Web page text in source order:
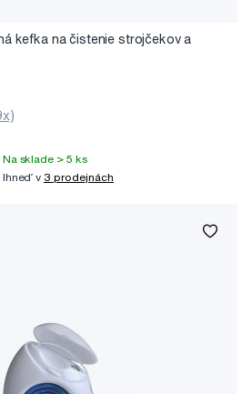
kefka na čistenie strojčekov a
Na sklade > 5 ks
Ihneď v 3 prodejnách